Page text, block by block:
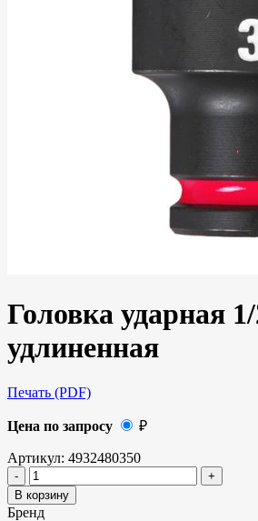
Головка ударная
удлиненная
Печать (PDF)
Цена по запросу ₽
Артикул: 4932480350
В корзину
Бренд